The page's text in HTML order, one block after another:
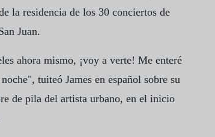
la residencia de los 30 conciertos de
Juan.
ahora mismo, ¡voy a verte! Me enteré
tuiteó James en español sobre su
de pila del artista urbano, en el inicio